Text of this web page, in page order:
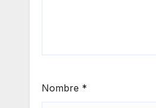
Nombre *